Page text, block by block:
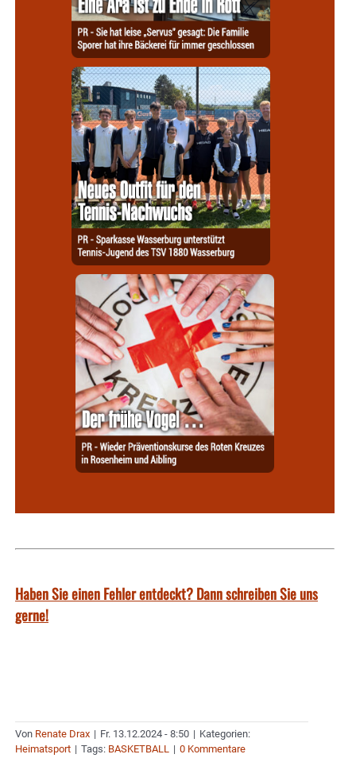
Haben Sie einen Fehler entdeckt? Dann schreiben Sie uns
gerne!
Von Renate Drax | Fr. 13.12.2024 - 8:50 | Kategorien:
Heimatsport | Tags: BASKETBALL | 0 Kommentare